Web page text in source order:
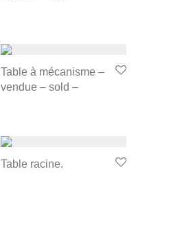
Table à mécanisme –
vendue – sold –
Table racine.